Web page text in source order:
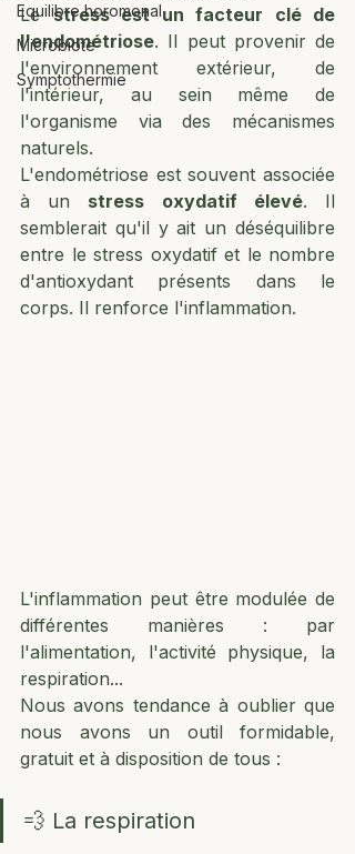
Equilibre horomonal
Microbiote
Symptothermie
Le stress est un facteur clé de
l'endométriose. Il peut provenir de
l'environnement extérieur, de
l'intérieur, au sein même de
l'organisme via des mécanismes
naturels.
L'endométriose est souvent associée
à un stress oxydatif élevé. Il
semblerait qu'il y ait un déséquilibre
entre le stress oxydatif et le nombre
d'antioxydant présents dans le
corps. Il renforce l'inflammation.
L'inflammation peut être modulée de
différentes manières : par
l'alimentation, l'activité physique, la
respiration...
Nous avons tendance à oublier que
nous avons un outil formidable,
gratuit et à disposition de tous :
💨 La respiration